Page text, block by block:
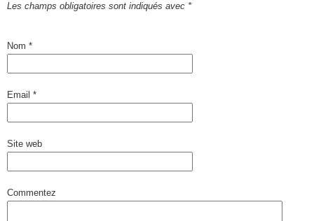
Les champs obligatoires sont indiqués avec *
Nom *
Email *
Site web
Commentez